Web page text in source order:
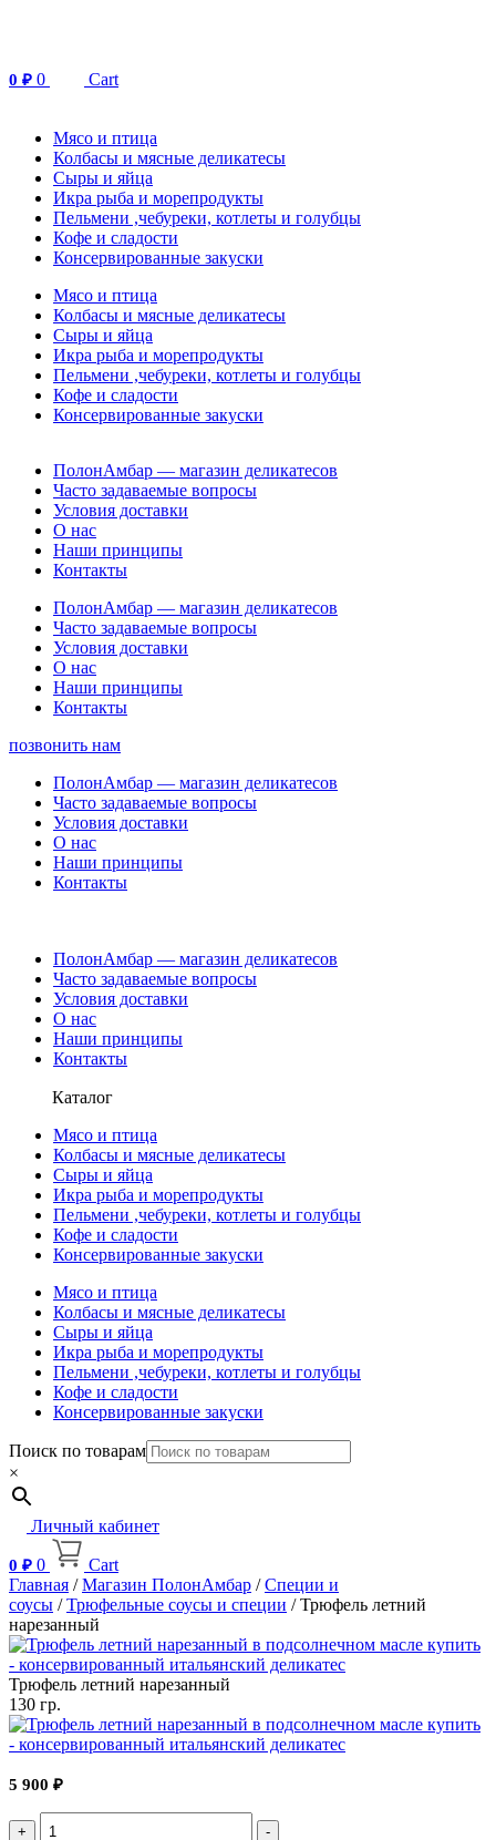
0 ₽ 0 Cart
Мясо и птица
Колбасы и мясные деликатесы
Сыры и яйца
Икра рыба и морепродукты
Пельмени ,чебуреки, котлеты и голубцы
Кофе и сладости
Консервированные закуски
Мясо и птица
Колбасы и мясные деликатесы
Сыры и яйца
Икра рыба и морепродукты
Пельмени ,чебуреки, котлеты и голубцы
Кофе и сладости
Консервированные закуски
ПолонАмбар — магазин деликатесов
Часто задаваемые вопросы
Условия доставки
О нас
Наши принципы
Контакты
ПолонАмбар — магазин деликатесов
Часто задаваемые вопросы
Условия доставки
О нас
Наши принципы
Контакты
позвонить нам
ПолонАмбар — магазин деликатесов
Часто задаваемые вопросы
Условия доставки
О нас
Наши принципы
Контакты
ПолонАмбар — магазин деликатесов
Часто задаваемые вопросы
Условия доставки
О нас
Наши принципы
Контакты
Каталог
Мясо и птица
Колбасы и мясные деликатесы
Сыры и яйца
Икра рыба и морепродукты
Пельмени ,чебуреки, котлеты и голубцы
Кофе и сладости
Консервированные закуски
Мясо и птица
Колбасы и мясные деликатесы
Сыры и яйца
Икра рыба и морепродукты
Пельмени ,чебуреки, котлеты и голубцы
Кофе и сладости
Консервированные закуски
Поиск по товарам
×
Личный кабинет
0 ₽ 0
Cart
Главная /Магазин ПолонАмбар /Специи и
соусы /Трюфельные соусы и специи / Трюфель летний
нарезанный
Трюфель летний нарезанный
130 гр.
5 900 ₽
Quantity